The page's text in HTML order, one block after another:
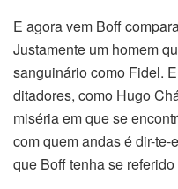
E agora vem Boff
Justamente um homem
sanguinário como Fidel.
ditadores, como Hugo
miséria em que se
com quem andas é dir-
que Boff tenha se